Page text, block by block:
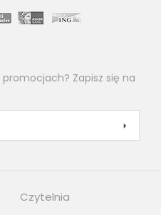
Zapisz się na
Czytelnia